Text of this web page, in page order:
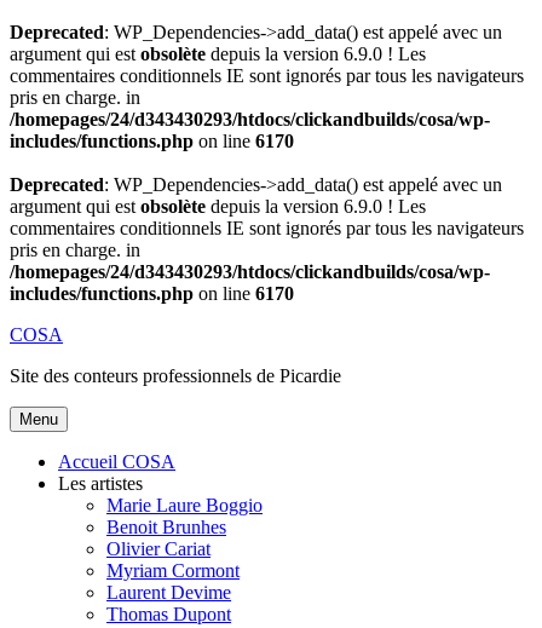
Deprecated: WP_Dependencies->add_data() est appelé avec un
argument qui est obsolète depuis la version 6.9.0 ! Les
commentaires conditionnels IE sont ignorés par tous les navigateurs
pris en charge. in
/homepages/24/d343430293/htdocs/clickandbuilds/cosa/wp-
includes/functions.php on line 6170
Deprecated: WP_Dependencies->add_data() est appelé avec un
argument qui est obsolète depuis la version 6.9.0 ! Les
commentaires conditionnels IE sont ignorés par tous les navigateurs
pris en charge. in
/homepages/24/d343430293/htdocs/clickandbuilds/cosa/wp-
includes/functions.php on line 6170
Aller
contenu
COSA
Site des conteurs professionnels de Picardie
Menu
Accueil COSA
Les artistes
Marie Laure Boggio
Benoit Brunhes
Olivier Cariat
Myriam Cormont
Laurent Devime
Thomas Dupont